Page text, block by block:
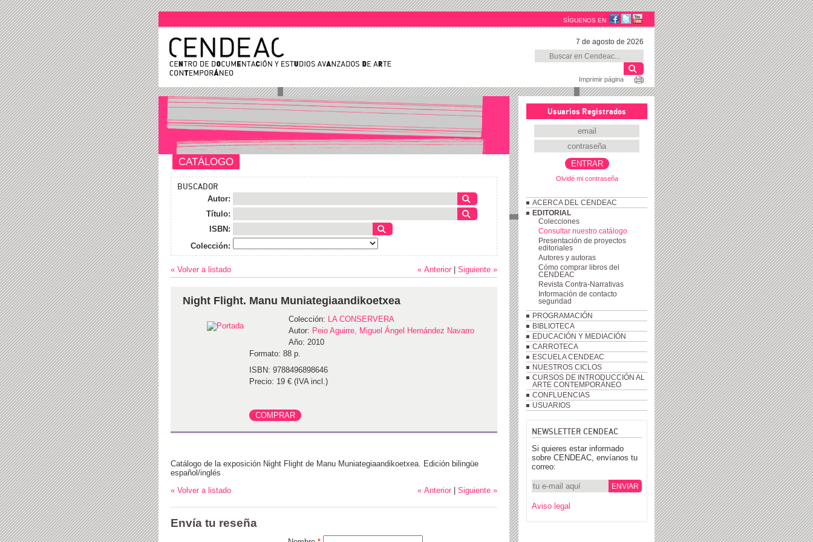
SÍGUENOS EN
7 de agosto de 2026
Imprimir página
Usuarios Registrados
Olvidé mi contraseña
ACERCA DEL CENDEAC
EDITORIAL
Colecciones
Consultar nuestro catálogo
Presentación de proyectos
editoriales
Autores y autoras
Cómo comprar libros del
CENDEAC
Revista Contra-Narrativas
Información de contacto
seguridad
PROGRAMACIÓN
BIBLIOTECA
EDUCACIÓN Y MEDIACIÓN
CARROTECA
ESCUELA CENDEAC
NUESTROS CICLOS
CURSOS DE INTRODUCCIÓN AL
ARTE CONTEMPORÁNEO
CONFLUENCIAS
USUARIOS
NEWSLETTER CENDEAC
Si quieres estar informado
sobre CENDEAC, envíanos tu
correo:
Aviso legal
CATÁLOGO
BUSCADOR
Autor:
Título:
ISBN:
Colección:
« Volver a listado Siguiente »
« Anterior
Night Flight. Manu Muniategiaandikoetxea
Colección: LA CONSERVERA
Autor: Peio Aguirre, Miguel Ángel Hernández Navarro
Año: 2010
Formato: 88 p.
ISBN: 9788496898646
Precio: 19 € (IVA incl.)
Catálogo de la exposición Night Flight de Manu Muniategiaandikoetxea. Edición bilingüe
español/inglés
« Volver a listado
Siguiente »
« Anterior
Envía tu reseña